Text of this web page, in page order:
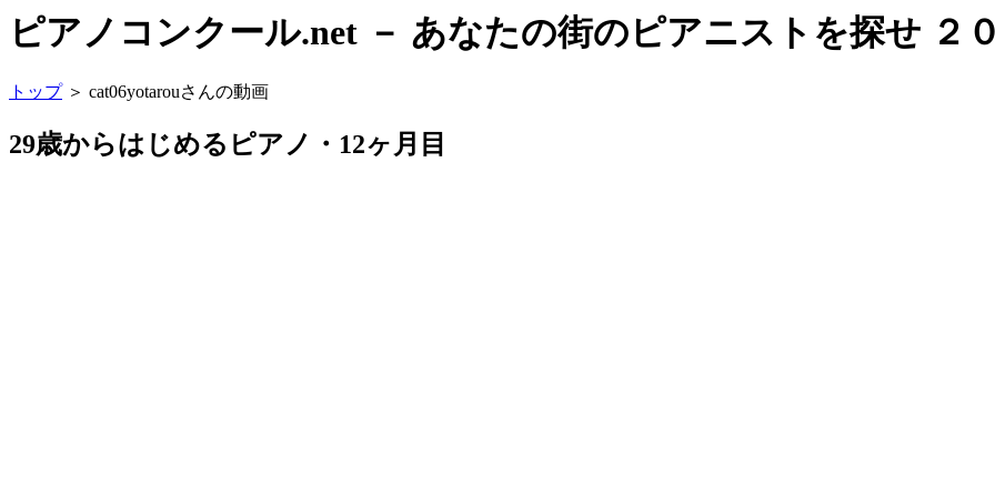
ピアノコンクール.net － あなたの街のピアニストを探せ ２
トップ＞ cat06yotarouさんの動画
29歳からはじめるピアノ・12ヶ月目